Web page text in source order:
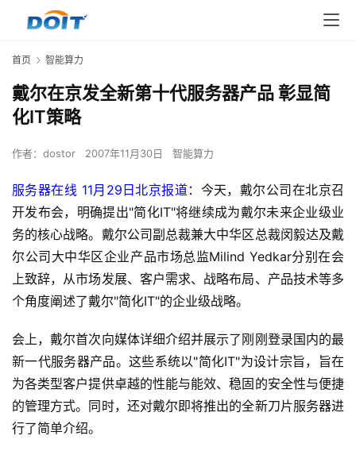
首页 智能算力
戴尔在京发全新第十代服务器产品 彰显简
化IT策略
作者： dostor 2007年11月30日 智能算力
服务器在线 11月29日北京报道： 今天，戴尔公司在北京召
开发布会，明确提出"简化IT"将继续成为戴尔未来企业级业
务的核心战略。戴尔公司副总裁兼大中华区总裁闵毅达及戴
尔公司大中华区企业产品市场总监Milind Yedkar分别在会
上致辞，从市场发展、客户需求、战略布局、产品技术等多
个角度阐述了戴尔"简化IT"的企业级战略。
会上，戴尔首次向媒体详细介绍并展示了刚刚登录国内的最
新一代服务器产品。这些系统以"简化IT"为设计宗旨，旨在
为各类型客户提供卓越的性能与能效、稳固的安全性与便捷
的管理方式。同时，还对戴尔即将推出的全新刀片服务器进
行了简单介绍。